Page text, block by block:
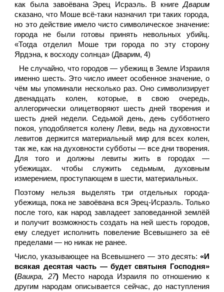
как была завоёвана Эрец Исраэль. В книгеДварим
сказано, что Моше всё-таки назначил три таких города,
но это действие имело чисто символическое значение:
города не были готовы принять невольных убийц.
«Тогда отделил Моше три города по эту сторону
Ярдэна, к восходу солнца» (Дварим, 4)
Не случайно, что городов — убежищ в Земле Израиля
именно шесть. Это число имеет особенное значение, о
чём мы упоминали несколько раз. Оно символизирует
двенадцать колен, которые, в свою очередь,
аллегорически олицетворяют шесть дней творения и
шесть дней недели. Седьмой день, день субботнего
покоя, уподобляется колену Леви, ведь на духовности
левитов держится материальный мир для всех колен,
так же, как на духовности субботы — все дни творения.
Для того и должны левиты жить в городах —
убежищах. чтобы служить седьмым, духовным
измерением, проступающем в шести, материальных.
Поэтому нельзя выделять три отдельных города-
убежища, пока не завоёвана вся Эрец-Исраэль. Только
после того, как народ завладеет заповеданной землёй
и получит возможность создать на ней шесть городов,
ему следует исполнить повеление Всевышнего за её
пределами — но никак не ранее.
Число, указывающее на Всевышнего — это десять: «И
всякая десятая часть — будет святыня Господня»
(Ваикра, 27)
Место народа Израиля по отношению к
другим народам описывается сейчас, до наступления